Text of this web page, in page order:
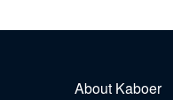
About Kaboer